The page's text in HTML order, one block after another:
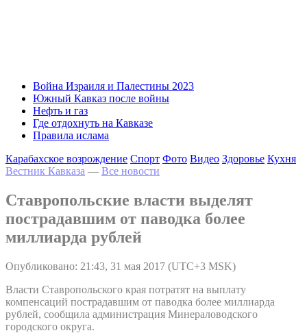
Война Израиля и Палестины 2023
Южный Кавказ после войны
Нефть и газ
Где отдохнуть на Кавказе
Правила ислама
Карабахское возрождение Спорт Фото Видео Здоровье Кухня
Вестник Кавказа — Все новости
Ставропольские власти выделят
пострадавшим от паводка более
миллиарда рублей
Опубликовано: 21:43, 31 мая 2017 (UTC+3 MSK)
Власти Ставропольского края потратят на выплату
компенсаций пострадавшим от паводка более миллиарда
рублей, сообщила администрация Минераловодского
городского округа.